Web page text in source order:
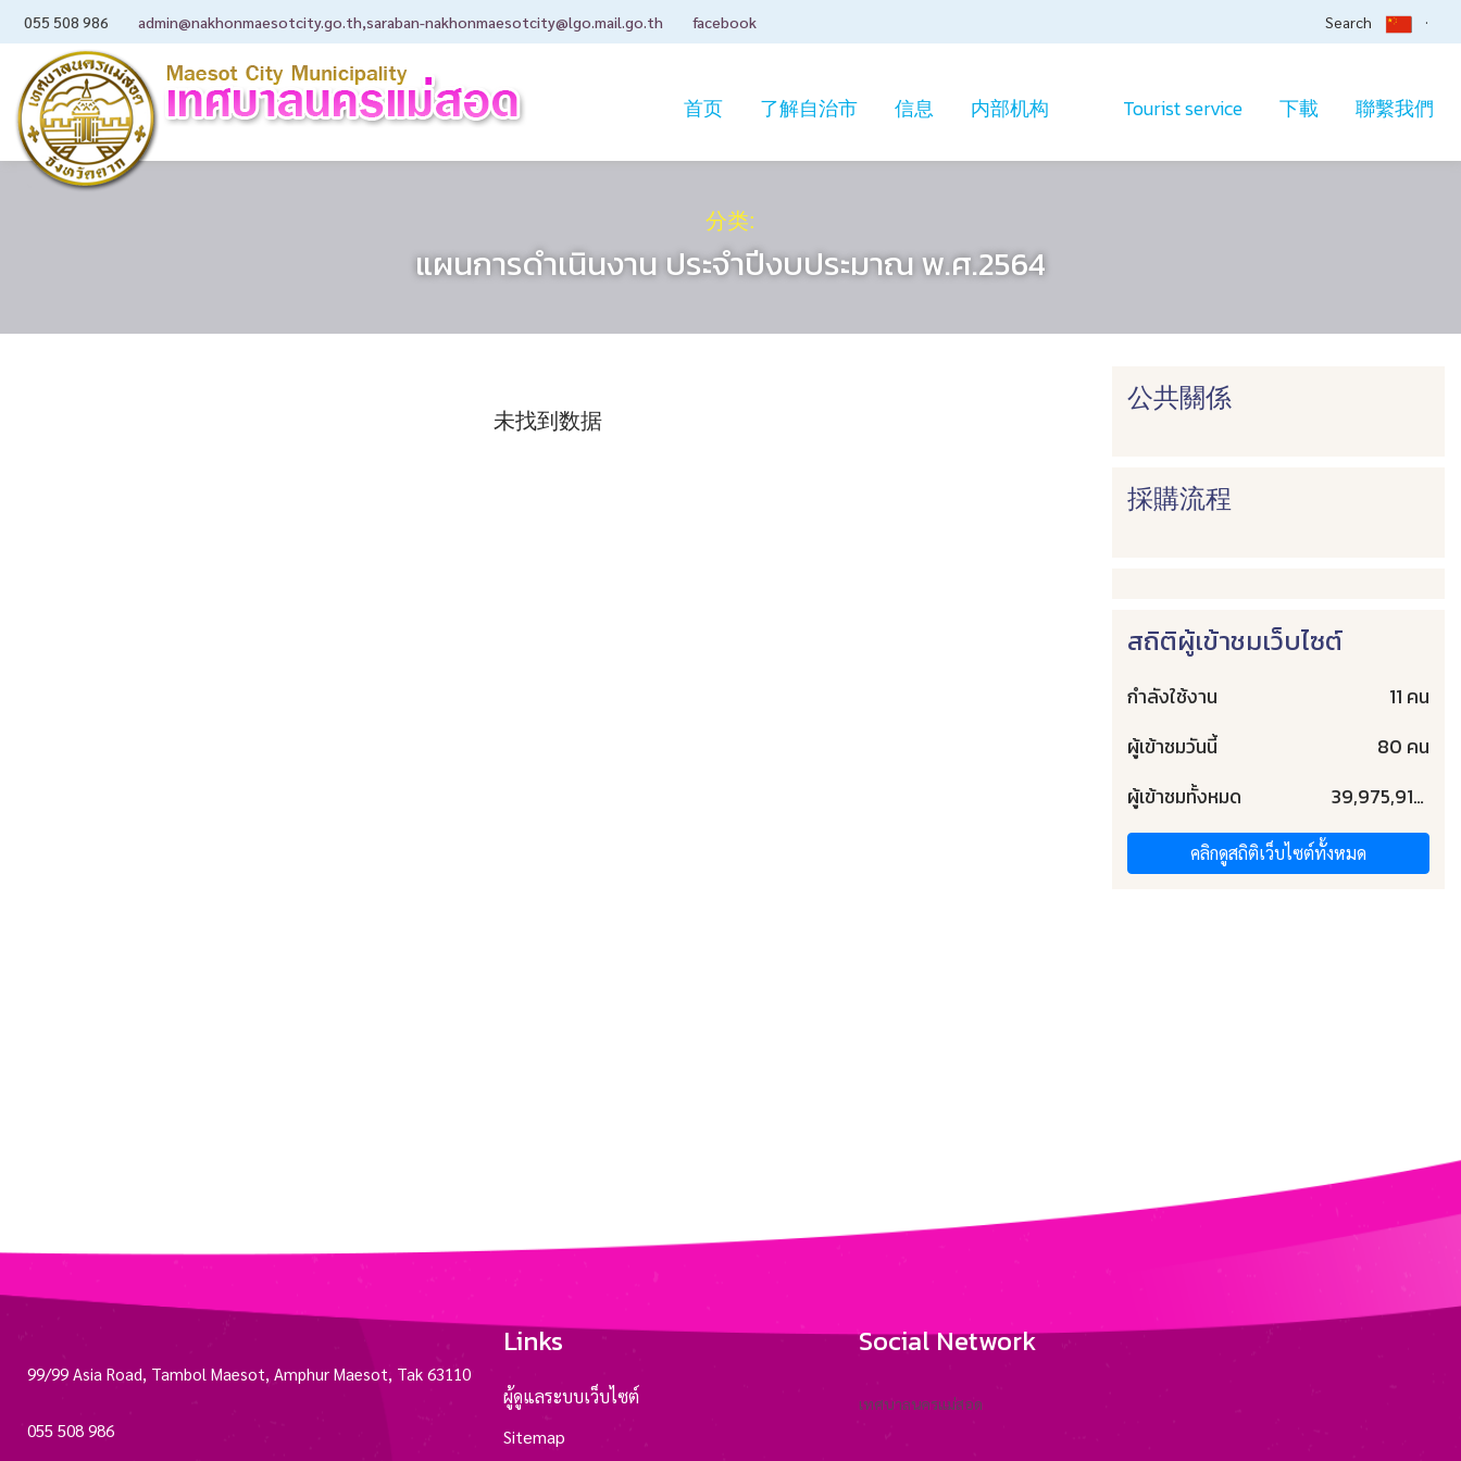
055 508 986 admin@nakhonmaesotcity.go.th,saraban-nakhonmaesotcity@lgo.mail.go.th facebook Search
首页 了解自治市 信息 内部机构 Tourist service 下載 聯繫我們
分类:
แผนการดำเนินงาน ประจำปีงบประมาณ พ.ศ.2564
未找到数据
公共關係
採購流程
สถิติผู้เข้าชมเว็บไซต์
กำลังใช้งาน
11 คน
ผู้เข้าชมวันนี้
80 คน
ผู้เข้าชมทั้งหมด
39,975,917 คน
คลิกดูสถิติเว็บไซต์ทั้งหมด
99/99 Asia Road, Tambol Maesot, Amphur Maesot, Tak 63110
055 508 986
Links
ผู้ดูแลระบบเว็บไซต์
Sitemap
Social Network
เทศบาลนครแม่สอด